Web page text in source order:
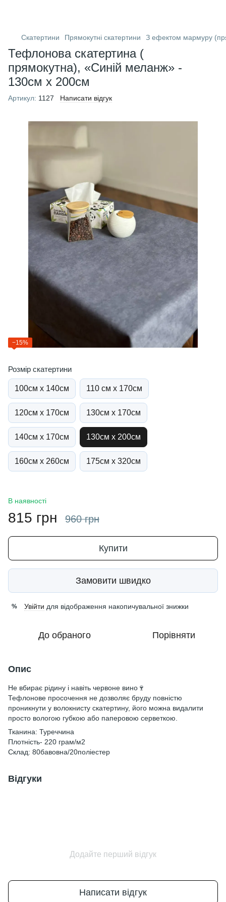
Скатертини Прямокутні скатертини З ефектом мармуру
Тефлонова скатертина (
прямокутна), «Синій меланж» -
130см х 200см
Артикул: 1127 Написати відгук
−15%
Розмір скатертини
100см х 140см 110 см х 170см
120см х 170см 130см х 170см
140см х 170см 130см х 200см
160см х 260см 175см х 320см
В наявності
815 грн 960 грн
Купити
Замовити швидко
% Увійти для відображення накопичувальної знижки
До обраного Порівняти
Опис
Не вбирає рідину і навіть червоне вино🍷
Тефлонове просочення не дозволяє бруду повністю
проникнути у волокнисту скатертину, його можна видалити
просто вологою губкою або паперовою серветкою.
Тканина: Туреччина
Плотність- 220 грам/м2
Склад: 80бавовна/20поліестер
Відгуки
Додайте перший відгук
Написати відгук